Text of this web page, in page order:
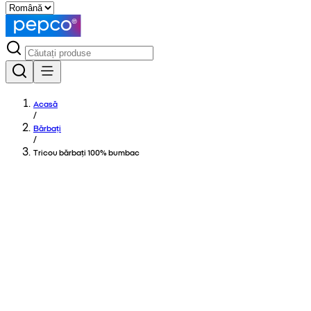
Acasă
/
Bărbați
/
Tricou bărbați 100% bumbac